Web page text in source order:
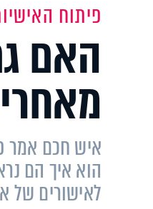
פיתוח
האם
איש חכם אמר
הוא איך הם
לאישורים של